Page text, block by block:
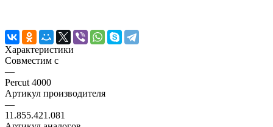
Характеристики
Совместим с
—
Percut 4000
Артикул производителя
—
11.855.421.081